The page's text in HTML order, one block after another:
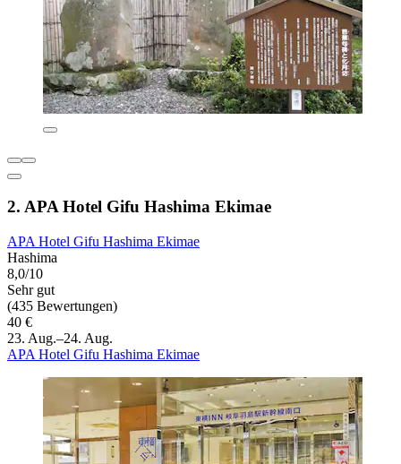
2. APA Hotel Gifu Hashima Ekimae
APA Hotel Gifu Hashima Ekimae
Hashima
8,0/10
Sehr gut
(435 Bewertungen)
40 €
23. Aug.–24. Aug.
APA Hotel Gifu Hashima Ekimae